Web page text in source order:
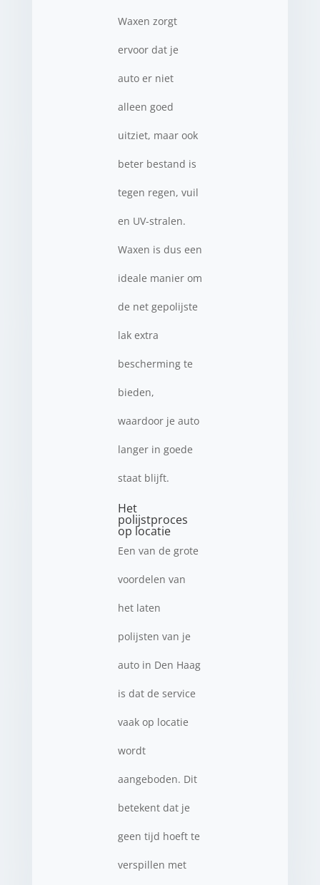
Waxen zorgt
ervoor dat je
auto er niet
alleen goed
uitziet, maar ook
beter bestand is
tegen regen, vuil
en UV-stralen.
Waxen is dus een
ideale manier om
de net gepolijste
lak extra
bescherming te
bieden,
waardoor je auto
langer in goede
staat blijft.
Het
polijstproces
op locatie
Een van de grote
voordelen van
het laten
polijsten van je
auto in Den Haag
is dat de service
vaak op locatie
wordt
aangeboden. Dit
betekent dat je
geen tijd hoeft te
verspillen met